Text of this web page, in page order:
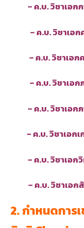
– ค.บ. วิชาเอก
– ค.บ. วิชาเ
– ค.บ. วิชาเอ
– ค.บ. วิชาเอก
– ค.บ. วิชาเอก
– ค.บ. วิชาเอก
– ค.บ. วิชาเอก
– ค.บ. วิชาเอ
2. กำหนดการ